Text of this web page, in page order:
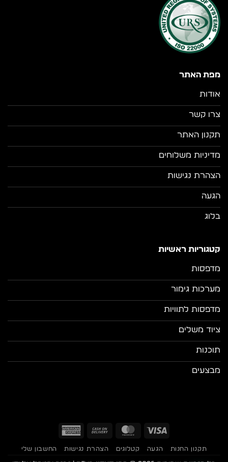
מפת האתר
אודות
צרו קשר
תקנון האתר
מדיניות משלוחים
הצהרת נגישות
הגעה
בלוג
קטגוריות ראשיות
מדפסות
מערכות גימור
מדפסות לתוויות
ציוד משלים
תוכנות
מבצעים
Visa
MasterCard
Cash
Delivery
תקנון החנות הגעה קטלוגים הצהרת נגישות החשבון שלי